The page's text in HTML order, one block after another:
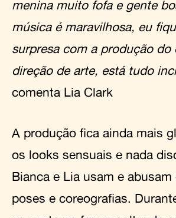
menina muito fofa e gente
música é maravilhosa, eu
surpresa com a produção do
direção de arte, está tudo
comenta Lia Clark
A produção fica ainda mais
os looks sensuais e nada
Bianca e Lia usam e abusam
poses e coreografias.